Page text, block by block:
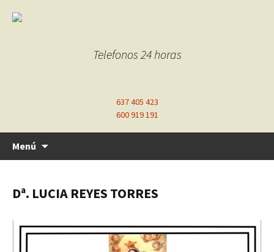
Telefonos 24 horas
637 405 423
600 919 191
Menú
Dª. LUCIA REYES TORRES